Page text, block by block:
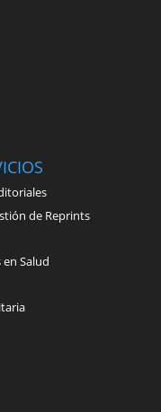
de Reprints
Salud